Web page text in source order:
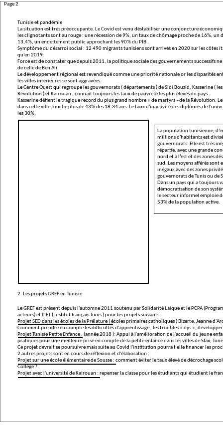
Page 2
Tunisie et pandémie
La situation est très préoccupante. Le Covid est venu déstabiliser une conjoncture
les clignotants sont au rouge : une récession de 9%, un taux de chômage proche de 16%, un
13,4%, un endettement public approchant les 90% du PIB .
Symptôme du désarroi social : 12 490 migrants tunisienssont arrivés en 2020 sur les côtes
qu'en 2019.
Force est de constater que depuis 2011, la politique sociale des gouvernements successifs
de celle de Ben Ali.
Le développement régional est revendiqué comme une priorité nationale or les disparités
les villes intérieures se sont aggravées.
Le Centre Ouest qui regroupe les gouvernorats ( départements ) de Sidi Bouzid, Kasserine (
Révolution ) et Kairouan , connaît toujours les taux de pauvreté les plus élevés du pays .
Kasserine détient le tragique record du plus grand nombre « de martyrs »de la Révolution. Le
dans cette ville touche plus de 43% des 18-34 ans. Le taux d'inactivité des diplômés de
les 30%.
La population tunisienne,
millions d'habitants est
gouvernorats. Elle est très
répartie, avec une grande
nord et à l’est et des zones
sud. Les moyens afférés sont
inégaux avec des zones
gouvernorats de Tunis ou de
Dans un pays qui a toujours
démocratisation de son
le secteur informel emploie
53% de la population active.
2. Les projets GREF en Tunisie
Le GREF est présent depuis l'automne 2011 soutenu par Solidarité Laïque et le PCPA
acteurs) et l'IFT ( Institut français Tunis ) pour les projets suivants :
Projet SED dans les écoles de la Prélature ( écoles primaires catholiques ) Bizerte, Jeanne
Comment prendre en compte les difficultés d'apprentissage , les troubles « dys »,
Projet Tunisie Petite Enfance , (année 2018 ): Appui à l'amélioration de l'accueil du jeune
pratiques pour une meilleure prise en compte de la petite enfance dans les villes de Sfax,
Ce projet devrait se poursuivre mais suite au Covid l'institution pourra t elle financer les
2 autres projets sont en cours de réflexion et d'élaboration :
Projet sur une école élémentaire de Sousse : comment éviter le taux élevé de décrochage
Collège ?
Projet avec l'université de Kairouan : repenser la classe pour les étudiants qui étudient le